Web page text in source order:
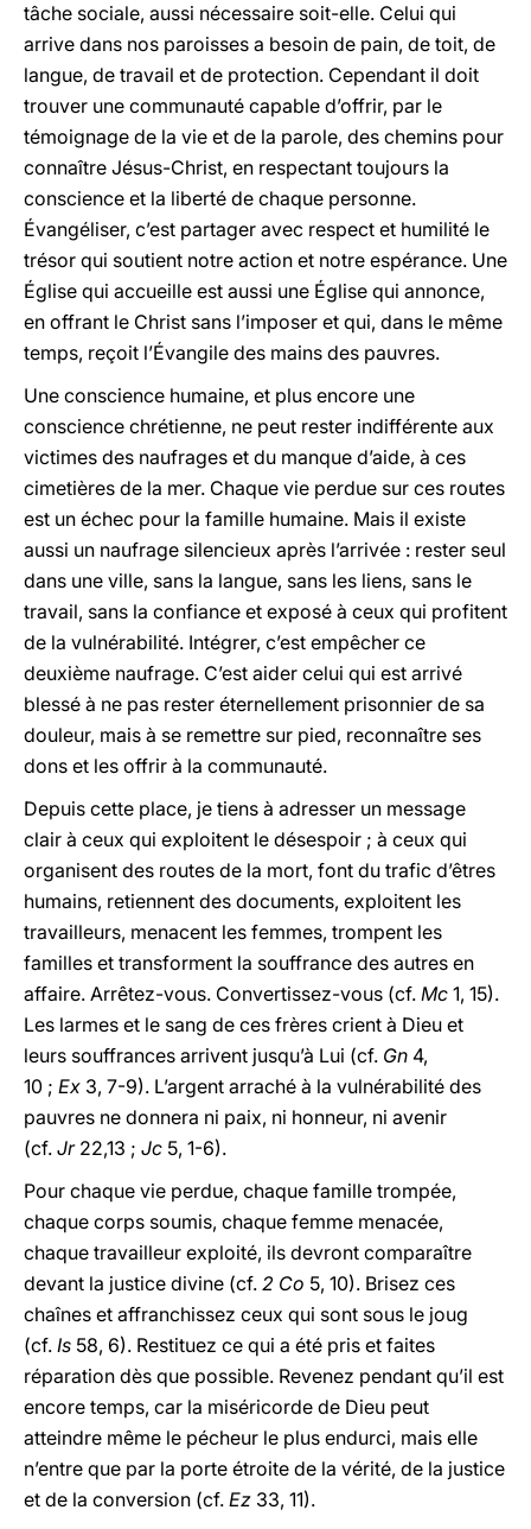
tâche sociale, aussi nécessaire soit-elle. Celui qui
arrive dans nos paroisses a besoin de pain, de toit, de
langue, de travail et de protection. Cependant il doit
trouver une communauté capable d’offrir, par le
témoignage de la vie et de la parole, des chemins pour
connaître Jésus-Christ, en respectant toujours la
conscience et la liberté de chaque personne.
Évangéliser, c’est partager avec respect et humilité le
trésor qui soutient notre action et notre espérance. Une
Église qui accueille est aussi une Église qui annonce,
en offrant le Christ sans l’imposer et qui, dans le même
temps, reçoit l’Évangile des mains des pauvres.
Une conscience humaine, et plus encore une
conscience chrétienne, ne peut rester indifférente aux
victimes des naufrages et du manque d’aide, à ces
cimetières de la mer. Chaque vie perdue sur ces routes
est un échec pour la famille humaine. Mais il existe
aussi un naufrage silencieux après l’arrivée : rester seul
dans une ville, sans la langue, sans les liens, sans le
travail, sans la confiance et exposé à ceux qui profitent
de la vulnérabilité. Intégrer, c’est empêcher ce
deuxième naufrage. C’est aider celui qui est arrivé
blessé à ne pas rester éternellement prisonnier de sa
douleur, mais à se remettre sur pied, reconnaître ses
dons et les offrir à la communauté.
Depuis cette place, je tiens à adresser un message
clair à ceux qui exploitent le désespoir ; à ceux qui
organisent des routes de la mort, font du trafic d’êtres
humains, retiennent des documents, exploitent les
travailleurs, menacent les femmes, trompent les
familles et transforment la souffrance des autres en
affaire. Arrêtez-vous. Convertissez-vous (cf. Mc 1, 15).
Les larmes et le sang de ces frères crient à Dieu et
leurs souffrances arrivent jusqu’à Lui (cf. Gn 4,
10 ; Ex 3, 7-9). L’argent arraché à la vulnérabilité des
pauvres ne donnera ni paix, ni honneur, ni avenir
(cf. Jr22,13 ; Jc 5, 1-6).
Pour chaque vie perdue, chaque famille trompée,
chaque corps soumis, chaque femme menacée,
chaque travailleur exploité, ils devront comparaître
devant la justice divine (cf. 2 Co 5, 10). Brisez ces
chaînes et affranchissez ceux qui sont sous le joug
(cf. Is 58, 6). Restituez ce qui a été pris et faites
réparation dès que possible. Revenez pendant qu’il est
encore temps, car la miséricorde de Dieu peut
atteindre même le pécheur le plus endurci, mais elle
n’entre que par la porte étroite de la vérité, de la justice
et de la conversion (cf. Ez 33, 11).